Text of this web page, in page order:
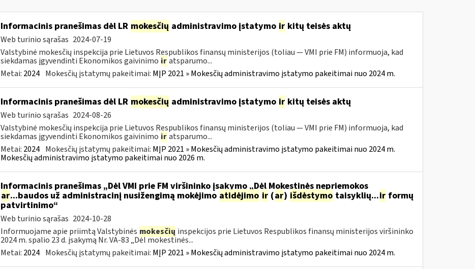
Informacinis pranešimas dėl LR mokesčių administravimo įstatymo irkitų teisės aktų
Web turinio sąrašas 2024-07-19
Valstybinė mokesčių inspekcija prie Lietuvos Respublikos finansų ministerijos (toliau — VMI prie FM) informuoja, kad
siekdamas įgyvendinti Ekonomikos gaivinimo ir atsparumo...
Metai: 2024 Mokesčių įstatymų pakeitimai: MĮP 2021 » Mokesčių administravimo įstatymo pakeitimai nuo 2024 m.
Informacinis pranešimas dėl LR mokesčių administravimo įstatymo irkitų teisės aktų
Web turinio sąrašas 2024-08-26
Valstybinė mokesčių inspekcija prie Lietuvos Respublikos finansų ministerijos (toliau — VMI prie FM) informuoja, kad
siekdamas įgyvendinti Ekonomikos gaivinimo ir atsparumo...
Metai: 2024 Mokesčių įstatymų pakeitimai: MĮP 2021 » Mokesčių administravimo įstatymo pakeitimai nuo 2024 m.
Mokesčių administravimo įstatymo pakeitimai nuo 2026 m.
Informacinis pranešimas „Dėl VMI prie FM viršininko įsakymo „Dėl Mokestinės nepriemokos
ar...baudos už administracinį nusižengimą mokėjimo atidėjimo ir(ar) išdėstymo taisyklių...irformų
patvirtinimo“
Web turinio sąrašas 2024-10-28
Informuojame apie priimtą Valstybinės mokesčių inspekcijos prie Lietuvos Respublikos finansų ministerijos viršininko
2024 m. spalio 23 d. įsakymą Nr. VA-83 „Dėl mokestinės...
Metai: 2024 Mokesčių įstatymų pakeitimai: MĮP 2021 » Mokesčių administravimo įstatymo pakeitimai nuo 2024 m.